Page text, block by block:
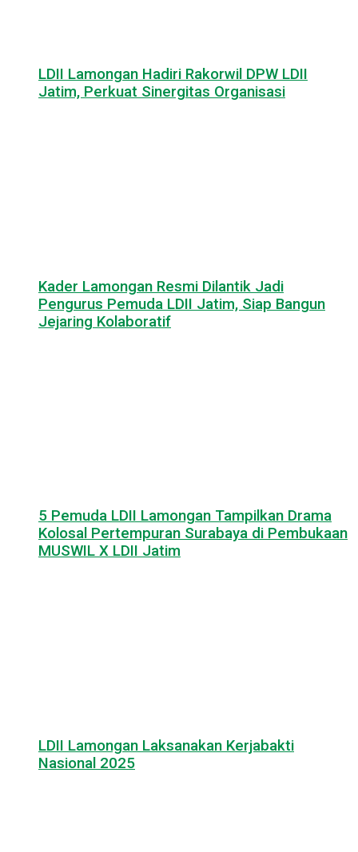
LDII Lamongan Hadiri Rakorwil DPW LDII
Jatim, Perkuat Sinergitas Organisasi
Kader Lamongan Resmi Dilantik Jadi
Pengurus Pemuda LDII Jatim, Siap Bangun
Jejaring Kolaboratif
5 Pemuda LDII Lamongan Tampilkan Drama
Kolosal Pertempuran Surabaya di Pembukaan
MUSWIL X LDII Jatim
LDII Lamongan Laksanakan Kerjabakti
Nasional 2025